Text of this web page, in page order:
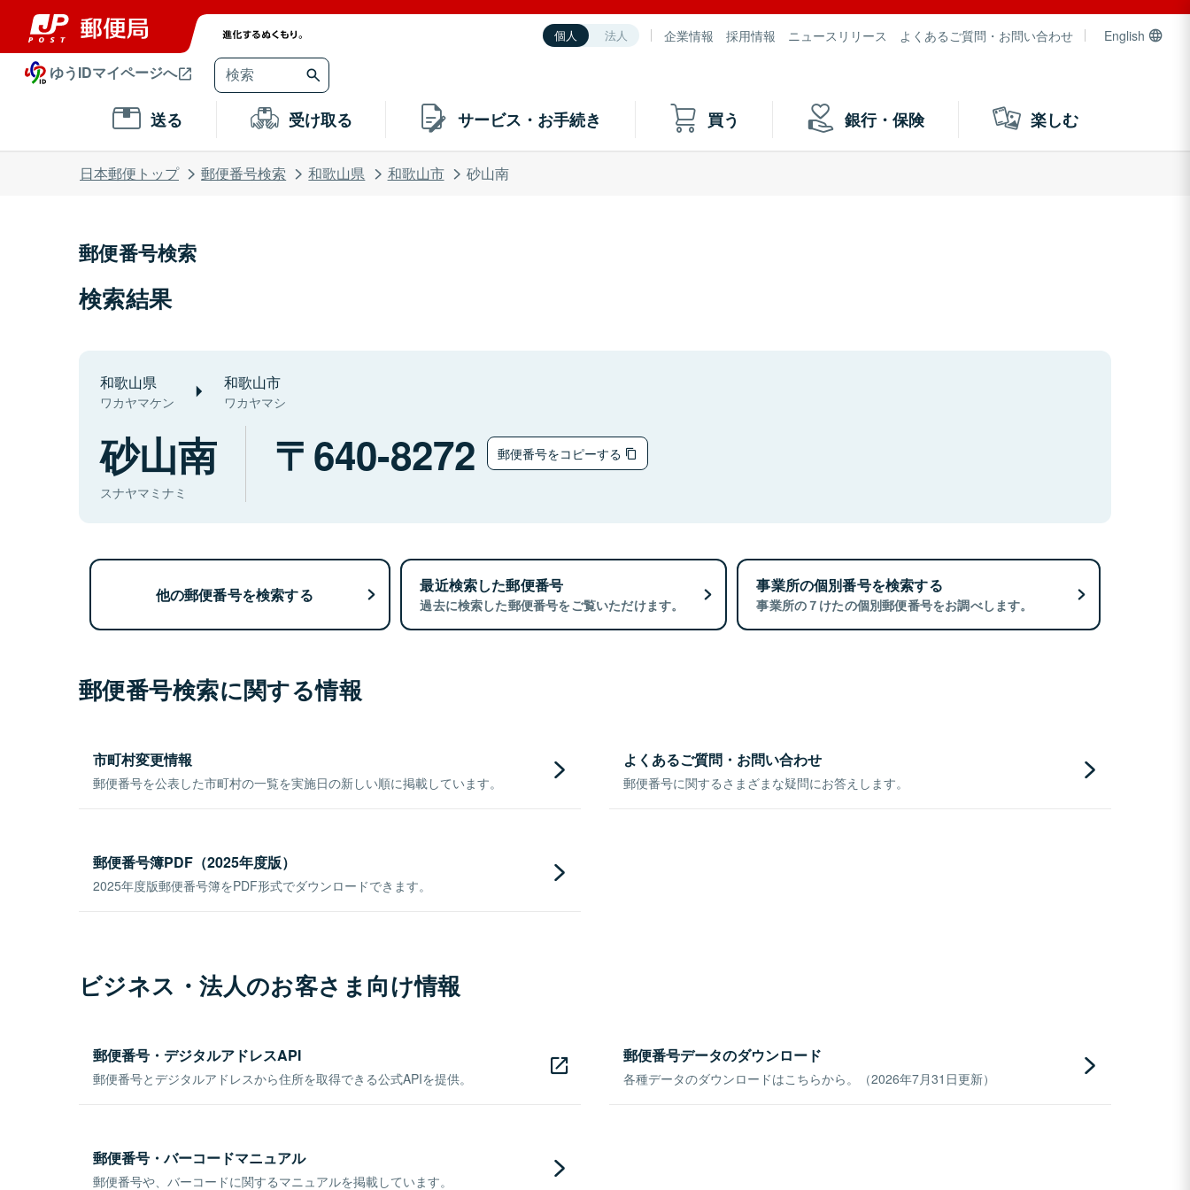
個人 法人 企業情報 採用情報 ニュースリリース よくあるご質問・お問い合わせ English
ゆうIDマイページへ
送る 受け取る サービス・お手続き 買う 銀行・保険 楽しむ
日本郵便トップ 郵便番号検索 和歌山県 和歌山市 砂山南
郵便番号検索
検索結果
和歌山県
ワカヤマケン
和歌山市
ワカヤマシ
砂山南
スナヤマミナミ
640-8272 郵便番号をコピーする
他の郵便番号を検索する 最近検索した郵便番号
過去に検索した郵便番号をご覧いただけます。
事業所の個別番号を検索する
事業所の７けたの個別郵便番号をお調べします。
郵便番号検索に関する情報
市町村変更情報
郵便番号を公表した市町村の一覧を実施日の新しい順に掲載しています。
よくあるご質問・お問い合わせ
郵便番号に関するさまざまな疑問にお答えします。
郵便番号簿PDF（2025年度版）
2025年度版郵便番号簿をPDF形式でダウンロードできます。
ビジネス・法人のお客さま向け情報
郵便番号・デジタルアドレスAPI
郵便番号とデジタルアドレスから住所を取得できる公式APIを提供。
郵便番号データのダウンロード
各種データのダウンロードはこちらから。（2026年7月31日更新）
郵便番号・バーコードマニュアル
郵便番号や、バーコードに関するマニュアルを掲載しています。